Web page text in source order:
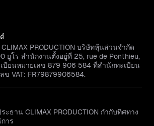
PRODUCTION บริษัทหุ้นส่วนจำกัด
ยูโร สำนักงานตั้งอยู่ที่ 25, rue de Ponthieu,
บียนหมายเลข 879 906 584 ที่สำนักทะเบียน
ข VAT: FR79879906584.
ะธาน CLIMAX PRODUCTION กำกับทิศทาง
าร